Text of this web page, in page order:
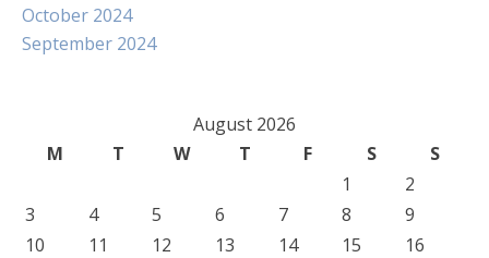
October 2024
September 2024
August 2026
M
T W T F S
S
1
2
3
4 5 6 7 8
9
10
11 12 13 14 15
16